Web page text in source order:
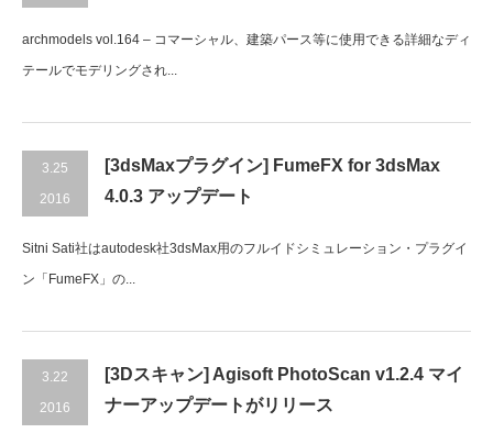
archmodels vol.164 – コマーシャル、建築パース等に使用できる詳細なディ
テールでモデリングされ...
3.25
2016
[3dsMaxプラグイン] FumeFX for 3dsMax
4.0.3 アップデート
Sitni Sati社はautodesk社3dsMax用のフルイドシミュレーション・プラグイ
ン「FumeFX」の...
3.22
2016
[3Dスキャン] Agisoft PhotoScan v1.2.4 マイ
ナーアップデートがリリース